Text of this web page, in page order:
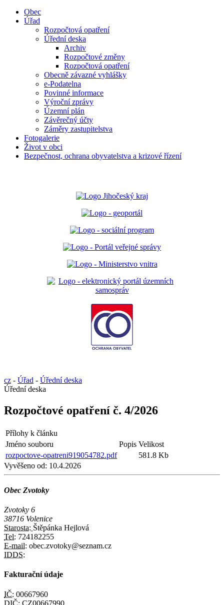
Obec
Úřad
Rozpočtová opatření
Úřední deska
Archiv
Rozpočtové změny
Rozpočtová opatření
Obecně závazné vyhlášky
e-Podatelna
Povinné informace
Výroční zprávy
Územní plán
Závěrečný účty
Záměry zastupitelstva
Fotogalerie
Život v obci
Bezpečnost, ochrana obyvatelstva a krizové řízení
cz - Úřad - Úřední deska
Úřední deska
Rozpočtové opatření č. 4/2026
Přílohy k článku
Jméno souboru
Popis Velikost
rozpoctove-opatreni919054782.pdf
581.8 Kb
Vyvěšeno od: 10.4.2026
Obec Zvotoky
Zvotoky 6
38716 Volenice
Starosta: Štěpánka Hejlová
Tel: 724182255
E-mail: obec.zvotoky@seznam.cz
IDDS:
Fakturační údaje
IČ: 00667960
DIČ: CZ00667990